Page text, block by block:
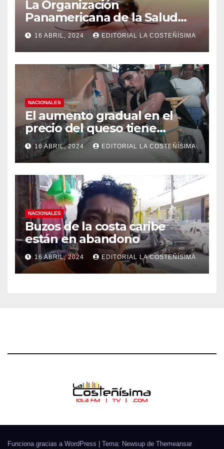
La Organización
Panamericana de la Salud
(OPS), recomienda reforzar
medidas ante el aumento de
casos de dengue
16 ABRIL, 2024 EDITORIAL LA COSTEÑÍSIMA
NACIONALES
El aumento gradual en el
precio del queso tiene
efectos a las Panaderias
16 ABRIL, 2024 EDITORIAL LA COSTEÑÍSIMA
NACIONALES
Buzos de la costa caribe
están en abandono
16 ABRIL, 2024 EDITORIAL LA COSTEÑÍSIMA
Funciona gracias a WordPress Tema: Newsup de Themeansar